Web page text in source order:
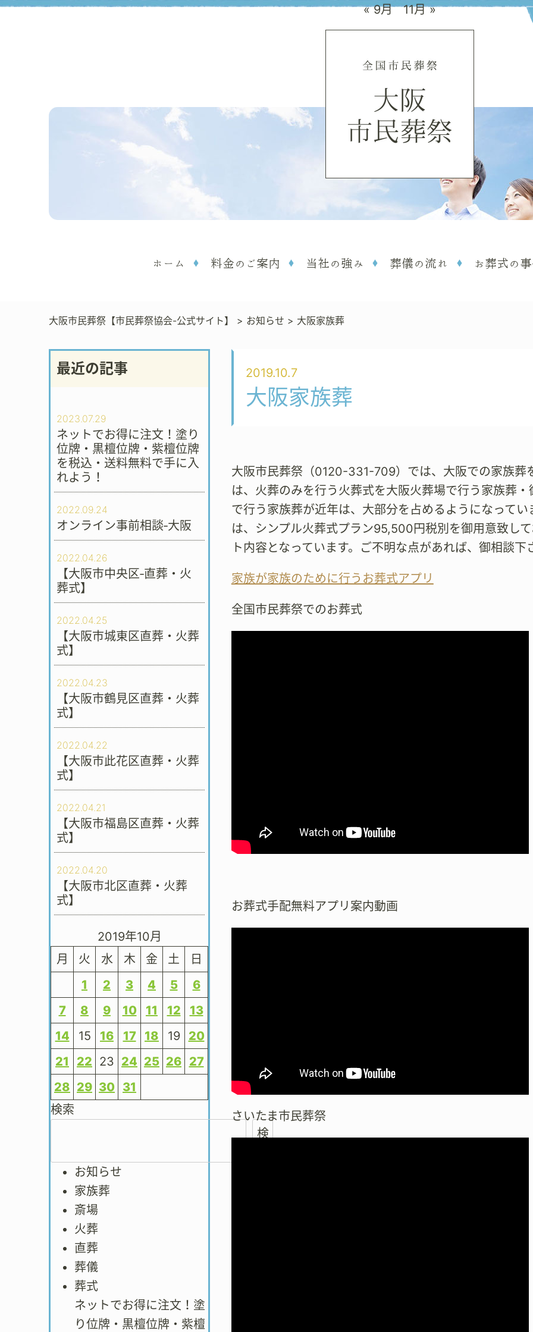
ホーム 料金のご案内 当社の強み 葬儀の流れ お葬式の
大阪市民葬祭【市民葬祭協会-公式サイト】 > お知らせ > 大阪家族葬
最近の記事
2023.07.29
ネットでお得に注文！塗り
位牌・黒檀位牌・紫檀位牌
を税込・送料無料で手に入
れよう！
2022.09.24
オンライン事前相談‐大阪
2022.04.26
【大阪市中央区‐直葬・火
葬式】
2022.04.25
【大阪市城東区直葬・火葬
式】
2022.04.23
【大阪市鶴見区直葬・火葬
式】
2022.04.22
【大阪市此花区直葬・火葬
式】
2022.04.21
【大阪市福島区直葬・火葬
式】
2022.04.20
【大阪市北区直葬・火葬
式】
2019年10月
月
火 水 木 金 土
日
1
2 3 4 5
6
7
8 9 10 11 12
13
14
15 16 17 18 19
20
21
22 23 24 25 26 27
28 29 30 31
« 9月 11月 »
検索
検
お知らせ
家族葬
斎場
火葬
直葬
葬儀
葬式
ネットでお得に注文！塗
り位牌・黒檀位牌・紫檀
2019.10.7
大阪家族葬
大阪市民葬祭（0120-331-709）では、大阪での家族葬
は、火葬のみを行う火葬式を大阪火葬場で行う家族葬
で行う家族葬が近年は、大部分を占めるようになって
は、シンプル火葬式プラン95,500円税別を御用意致し
ト内容となっています。ご不明な点があれば、御相談下
家族が家族のために行うお葬式アプリ
全国市民葬祭でのお葬式
お葬式手配無料アプリ案内動画
さいたま市民葬祭